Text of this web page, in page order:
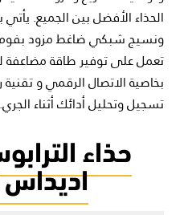
الحذاء الأفضل بين الجميع.
ونسيج شبكي ضاغط مزود بفوم
تعمل على توفير طاقة مضاعفة
بخاصية الاتصال الرقمي و
تسجيل وتحليل أدائك أثناء الجري.